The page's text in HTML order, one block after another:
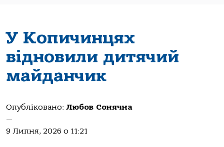
У Копичинцях
відновили дитячий
майданчик
Опубліковано: Любов Сонячна
—
9 Липня, 2026 о 11:21